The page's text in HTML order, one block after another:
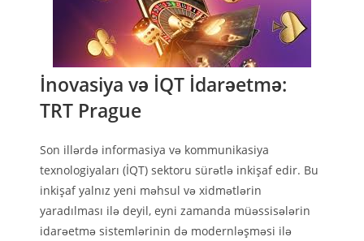
İnovasiya və İQT İdarəetmə:
TRT Prague
Son illərdə informasiya və kommunikasiya
texnologiyaları (İQT) sektoru sürətlə inkişaf edir. Bu
inkişaf yalnız yeni məhsul və xidmətlərin
yaradılması ilə deyil, eyni zamanda müəssisələrin
idarəetmə sistemlərinin də modernləşməsi ilə